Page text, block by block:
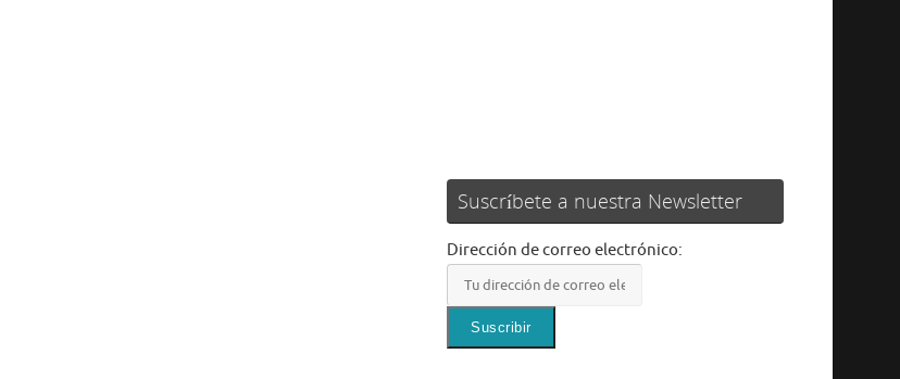
Suscríbete a nuestra Newsletter
Dirección de correo electrónico: